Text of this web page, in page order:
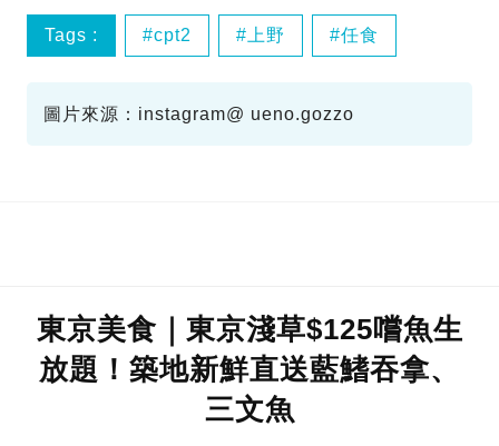
Tags : cpt2 上野 任食
圖片來源：instagram@ ueno.gozzo
東京美食｜東京淺草$125嚐魚生
放題！築地新鮮直送藍鰭吞拿、
三文魚